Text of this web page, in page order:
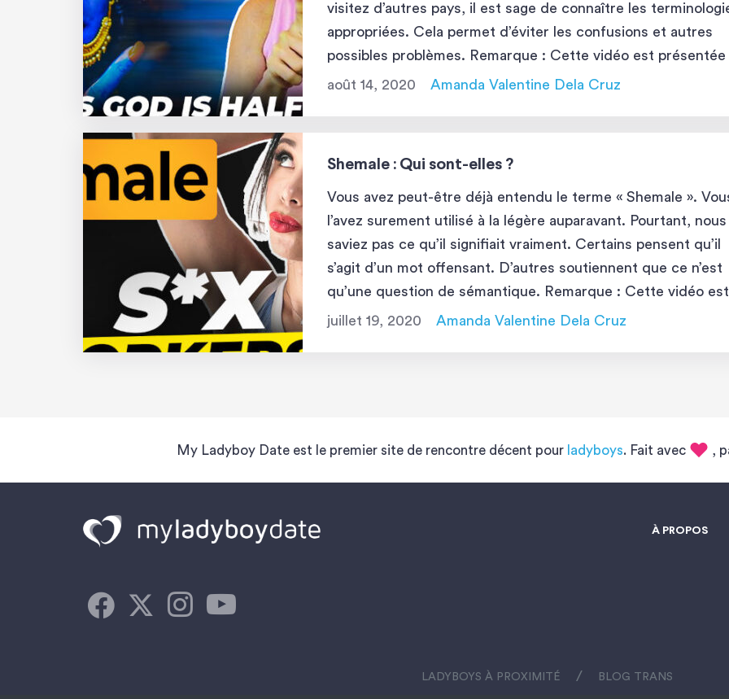
visitez d’autres pays, il est sage de connaître les
appropriées. Cela permet d’éviter les confusions et autres
possibles problèmes. Remarque : Cette vidéo est présentée
anglais. Pour aider nos lecteurs francophones, vous
août 14, 2020 Amanda Valentine Dela Cruz
Shemale : Qui sont-elles ?
Vous avez peut-être déjà entendu le terme « Shemale ».
l’avez surement utilisé à la légère auparavant. Pourtant, nous
saviez pas ce qu’il signifiait vraiment. Certains pensent qu’il
s’agit d’un mot offensant. D’autres soutiennent que ce n’est
qu’une question de sémantique. Remarque : Cette vidéo est
présentée en anglais. Pour aider nos lecteurs francophones,
juillet 19, 2020 Amanda Valentine Dela Cruz
My Ladyboy Date est le premier site de rencontre décent pour ladyboys. Fait avec ,
À PROPOS
LADYBOYS À PROXIMITÉ / BLOG TRANS